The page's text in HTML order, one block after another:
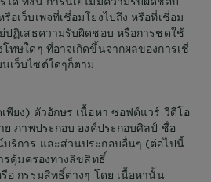
อเว็บเพจที่เชี่อมโยงไปถึง หรือที่เชี่อม
ปฏิเสธความรับผิดชอบ หรือการชดใช้
ทษใดๆ ที่อาจเกิดขึ้นจากผลของการเชี่
เว็บไซต์ใดๆก็ตาม
พียง) ตัวอักษร เนื้อหา ซอฟต์แวร์ วีดีโอ
ย ภาพประกอบ องค์ประกอบศิลป์ ชื่อ
ริการ และส่วนประกอบอื่นๆ (ต่อไปนี้
รคุ้มครองทางลิขสิทธิ์
อ กรรมสิทธิ์ต่างๆ โดย เนื้อหานั้น